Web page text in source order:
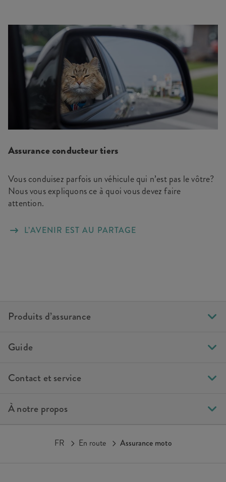
Assurance conducteur tiers
Vous conduisez parfois un véhicule qui n’est pas le vôtre?
Nous vous expliquons ce à quoi vous devez faire
attention.
L’AVENIR EST AU PARTAGE
Produits d’assurance
Guide
Contact et service
À notre propos
FR En route Assurance moto